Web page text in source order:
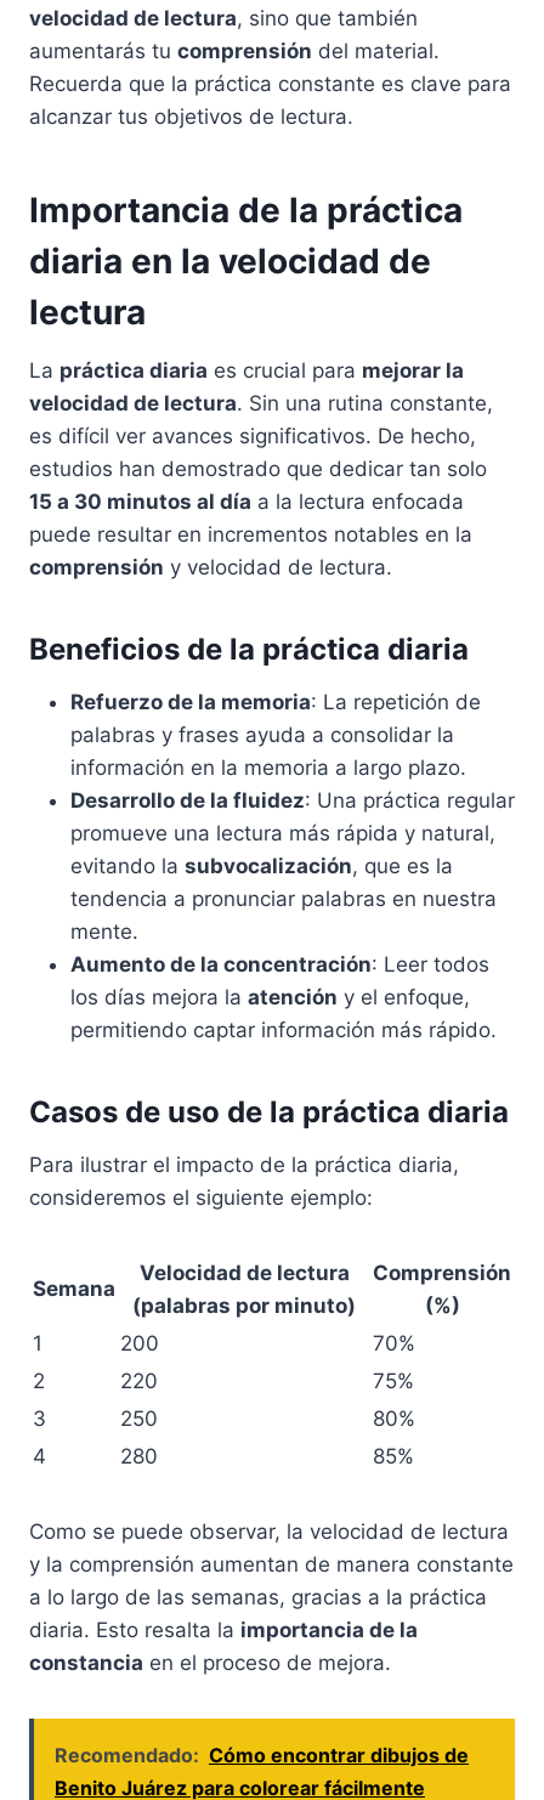
velocidad de lectura, sino que también
aumentarás tu comprensión del material.
Recuerda que la práctica constante es clave para
alcanzar tus objetivos de lectura.
Importancia de la práctica
diaria en la velocidad de
lectura
La práctica diaria es crucial para mejorar la
velocidad de lectura. Sin una rutina constante,
es difícil ver avances significativos. De hecho,
estudios han demostrado que dedicar tan solo
15 a 30 minutos al día a la lectura enfocada
puede resultar en incrementos notables en la
comprensión y velocidad de lectura.
Beneficios de la práctica diaria
Refuerzo de la memoria: La repetición de
palabras y frases ayuda a consolidar la
información en la memoria a largo plazo.
Desarrollo de la fluidez: Una práctica regular
promueve una lectura más rápida y natural,
evitando la subvocalización, que es la
tendencia a pronunciar palabras en nuestra
mente.
Aumento de la concentración: Leer todos
los días mejora la atención y el enfoque,
permitiendo captar información más rápido.
Casos de uso de la práctica diaria
Para ilustrar el impacto de la práctica diaria,
consideremos el siguiente ejemplo:
Semana
Velocidad de lectura
(palabras por minuto)
Comprensión
(%)
1
200
70%
2
220
75%
3
250
80%
4
280 85%
Como se puede observar, la velocidad de lectura
y la comprensión aumentan de manera constante
a lo largo de las semanas, gracias a la práctica
diaria. Esto resalta la importancia de la
constancia en el proceso de mejora.
Recomendado: Cómo encontrar dibujos de
Benito Juárez para colorear fácilmente